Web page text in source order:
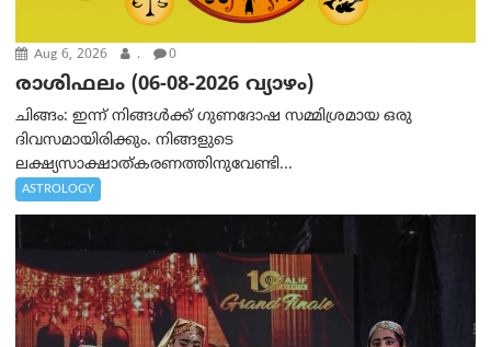
Aug 6, 2026 . 0
രാശിഫലം (06-08-2026 വ്യാഴം)
ചിങ്ങം: ഇന്ന് നിങ്ങൾക്ക് ഗുണദോഷ സമ്മിശ്രമായ ഒരു
ദിവസമായിരിക്കും. നിങ്ങളുടെ
ലക്ഷ്യസാക്ഷാത്കരണത്തിനുവേണ്ടി...
ASTROLOGY